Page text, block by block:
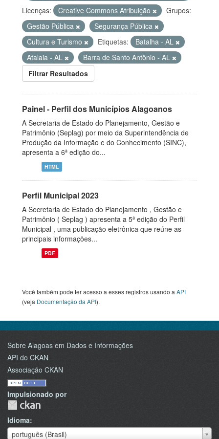
Licenças:
Creative Commons Atribuição
Grupos:
Gestão Pública
Segurança Pública
Cultura e Turismo
Etiquetas:
Batalha - AL
Atalaia - AL
Barra de Santo Antônio - AL
Filtrar Resultados
Painel - Perfil dos Municípios Alagoanos
A Secretaria de Estado do Planejamento, Gestão e
Patrimônio (Seplag) por meio da Superintendência de
Produção da Informação e do Conhecimento (SINC),
apresenta a 6ª edição do...
HTML
Perfil Municipal 2023
A Secretaria de Estado do Planejamento , Gestão e
Patrimônio ( Seplag ) apresenta a 5ª edição do Perfil
Municipal , uma publicação eletrônica que reúne as
principais informações...
PDF
Você também pode ter acesso a esses registros usando a API
(veja Documentação da API).
Sobre Alagoas em Dados e Informações
API do CKAN
Associação CKAN
Impulsionado por
Idioma
português (Brasil)
Idioma